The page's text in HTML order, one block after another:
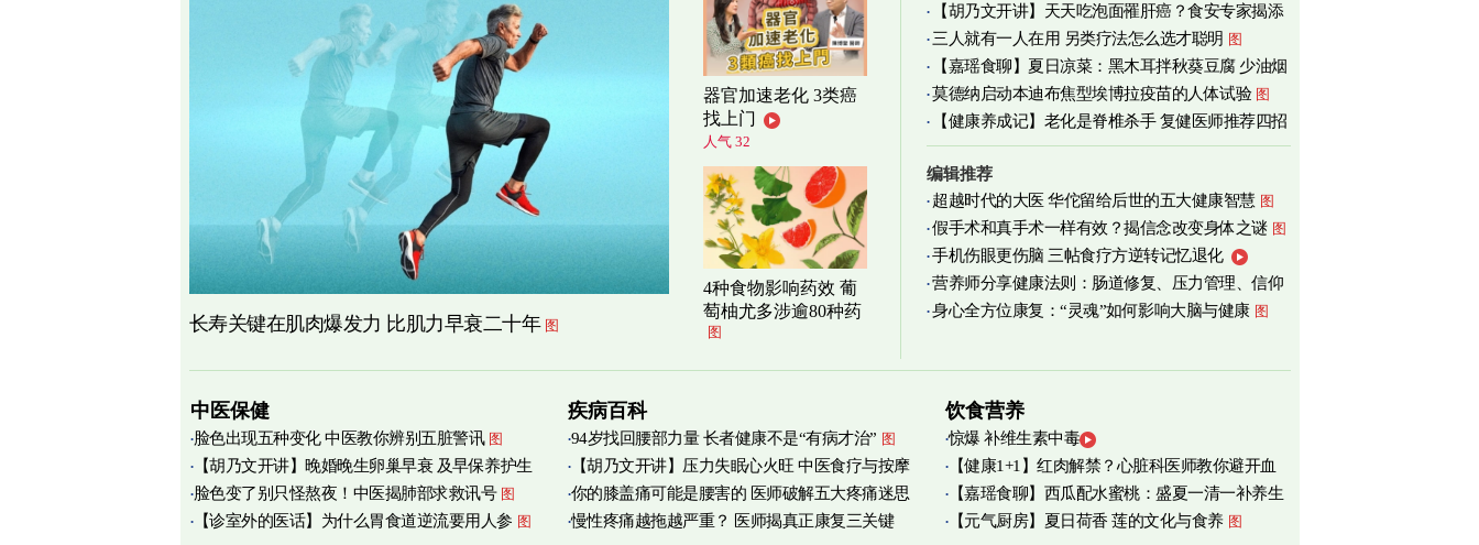
长寿关键在肌肉爆发力 比肌力早衰二十年 图
器官加速老化 3类癌
找上门
人气 32
4种食物影响药效 葡
萄柚尤多涉逾80种药
图
【胡乃文开讲】天天吃泡面罹肝癌？食安专家揭添
加物真相
三人就有一人在用 另类疗法怎么选才聪明 图
【嘉瑶食聊】夏日凉菜：黑木耳拌秋葵豆腐 少油烟
清爽养心 图
莫德纳启动本迪布焦型埃博拉疫苗的人体试验 图
【健康养成记】老化是脊椎杀手 复健医师推荐四招
减缓
编辑推荐
超越时代的大医 华佗留给后世的五大健康智慧 图
假手术和真手术一样有效？揭信念改变身体之谜 图
手机伤眼更伤脑 三帖食疗方逆转记忆退化
营养师分享健康法则：肠道修复、压力管理、信仰
实践 图
身心全方位康复：“灵魂”如何影响大脑与健康 图
中医保健
脸色出现五种变化 中医教你辨别五脏警讯 图
【胡乃文开讲】晚婚晚生卵巢早衰 及早保养护生
育
脸色变了别只怪熬夜！中医揭肺部求救讯号 图
【诊室外的医话】为什么胃食道逆流要用人参 图
疾病百科
94岁找回腰部力量 长者健康不是“有病才治” 图
【胡乃文开讲】压力失眠心火旺 中医食疗与按摩
自救
你的膝盖痛可能是腰害的 医师破解五大疼痛迷思
图
慢性疼痛越拖越严重？ 医师揭真正康复三关键
饮食营养
惊爆 补维生素中毒
【健康1+1】红肉解禁？心脏科医师教你避开血
管伤害
【嘉瑶食聊】西瓜配水蜜桃：盛夏一清一补养生
宝
图
【元气厨房】夏日荷香 莲的文化与食养 图